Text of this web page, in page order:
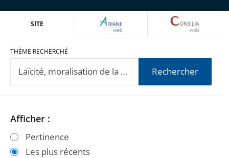
SITE ARIANEWEB
THÈME RECHERCHÉ
Rechercher
Passer
les
filtres
Passer
les
filtres
Afficher :
Pertinence
Les plus récents